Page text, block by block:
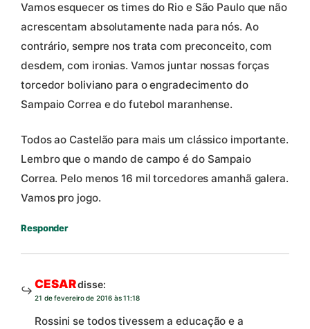
Vamos esquecer os times do Rio e São Paulo que não
acrescentam absolutamente nada para nós. Ao
contrário, sempre nos trata com preconceito, com
desdem, com ironias. Vamos juntar nossas forças
torcedor boliviano para o engradecimento do
Sampaio Correa e do futebol maranhense.
Todos ao Castelão para mais um clássico importante.
Lembro que o mando de campo é do Sampaio
Correa. Pelo menos 16 mil torcedores amanhã galera.
Vamos pro jogo.
Responder
CESARdisse:
21 de fevereiro de 2016 às 11:18
Rossini se todos tivessem a educação e a